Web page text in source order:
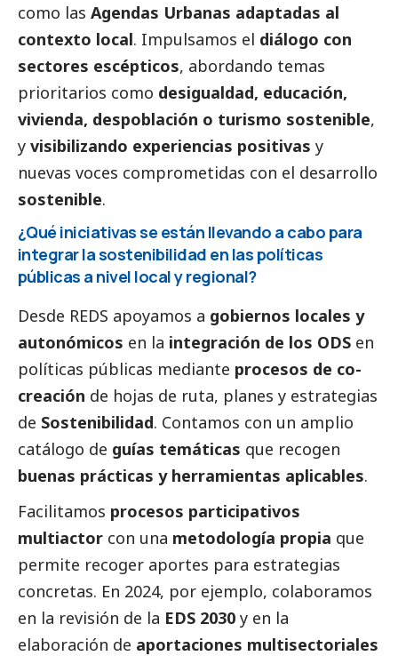
como las Agendas Urbanas adaptadas al
contexto local. Impulsamos el diálogo con
sectores escépticos, abordando temas
prioritarios como desigualdad, educación,
vivienda, despoblación o turismo sostenible,
y visibilizando experiencias positivas y
nuevas voces comprometidas con el desarrollo
sostenible.
¿Qué iniciativas se están llevando a cabo para
integrar la sostenibilidad en las políticas
públicas a nivel local y regional?
Desde REDS apoyamos a gobiernos locales y
autonómicos en la integración de los ODS en
políticas públicas mediante procesos de co-
creación de hojas de ruta, planes y estrategias
de Sostenibilidad. Contamos con un amplio
catálogo de guías temáticas que recogen
buenas prácticas y herramientas aplicables.
Facilitamos procesos participativos
multiactor con una metodología propia que
permite recoger aportes para estrategias
concretas. En 2024, por ejemplo, colaboramos
en la revisión de la EDS 2030 y en la
elaboración de aportaciones multisectoriales